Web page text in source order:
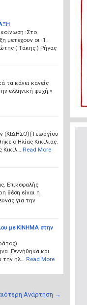
:Στο
μετέχουν οι :1.
( Τάκης ) Ρήγας
τα κάνει κανείς
ελληνική ψυχή.»
(ΚΙΔΗΣΟ)( Γεωργίου
ο Ηλίας Κικίλιας.
Read More
Επικεφαλής
θέση είναι η
για την
με ΚΙΝΗΜΑ στην
Γεννήθηκα και
ηλ…
Read More
Ανάρτηση →